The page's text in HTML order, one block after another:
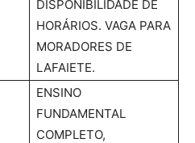
DISPONIBILIDADE DE
HORÁRIOS. VAGA PARA
MORADORES DE
LAFAIETE.
ENSINO
FUNDAMENTAL
COMPLETO,